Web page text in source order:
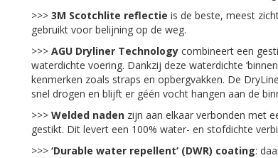
>>> 3M Scotchlite reflectie is de beste, meest
gebruikt voor belijning op de weg.
>>> AGU Dryliner Technology combineert een
waterdichte voering. Dankzij deze waterdichte
kenmerken zoals straps en opbergvakken. De
snel drogen en blijft er géén vocht hangen aan de
>>> Welded naden zijn aan elkaar verbonden met
gestikt. Dit levert een 100% water- en stofdichte
>>> ‘Durable water repellent’ (DWR) coating: